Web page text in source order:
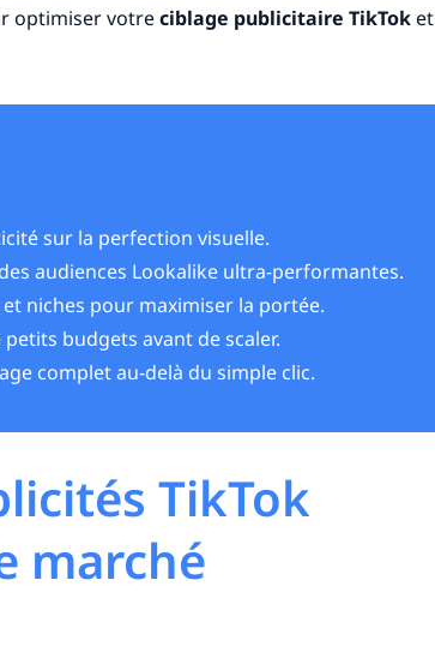
optimiser votreciblage publicitaire TikTok et
sur la perfection visuelle.
audiences Lookalike ultra-performantes.
niches pour maximiser la portée.
budgets avant de scaler.
complet au-delà du simple clic.
TikTok
marché